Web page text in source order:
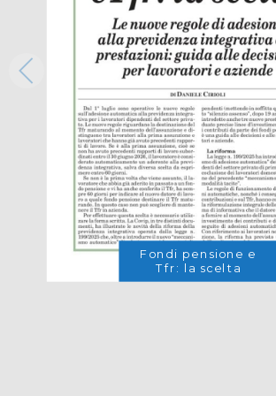
Fondi pensione e
Tfr: la scelta